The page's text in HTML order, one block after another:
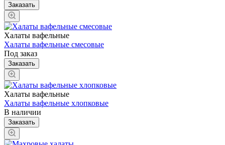
Заказать
Халаты вафельные
Халаты вафельные смесовые
Под заказ
Заказать
Халаты вафельные
Халаты вафельные хлопковые
В наличии
Заказать